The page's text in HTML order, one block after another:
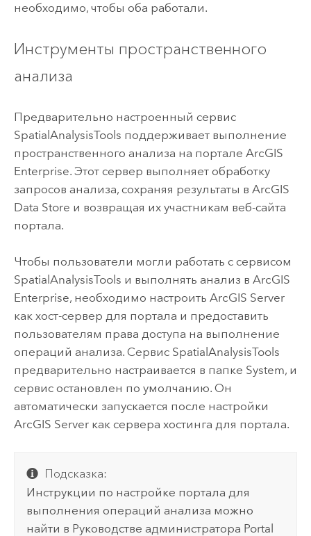
необходимо, чтобы оба работали.
Инструменты пространственного
анализа
Предварительно настроенный сервис
SpatialAnalysisTools поддерживает выполнение
пространственного анализа на портале ArcGIS
Enterprise. Этот сервер выполняет обработку
запросов анализа, сохраняя результаты в ArcGIS
Data Store и возвращая их участникам веб-сайта
портала.
Чтобы пользователи могли работать с сервисом
SpatialAnalysisTools и выполнять анализ в ArcGIS
Enterprise, необходимо настроить ArcGIS Server
как хост-сервер для портала и предоставить
пользователям права доступа на выполнение
операций анализа. Сервис SpatialAnalysisTools
предварительно настраивается в папке System, и
сервис остановлен по умолчанию. Он
автоматически запускается после настройки
ArcGIS Serverкак сервера хостинга для портала.
Подсказка:
Инструкции по настройке портала для
выполнения операций анализа можно
найти в Руководстве администратора Portal